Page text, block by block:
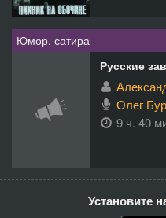
Юмор, сатира
Русские
Олег
9 ч. 40
Установите